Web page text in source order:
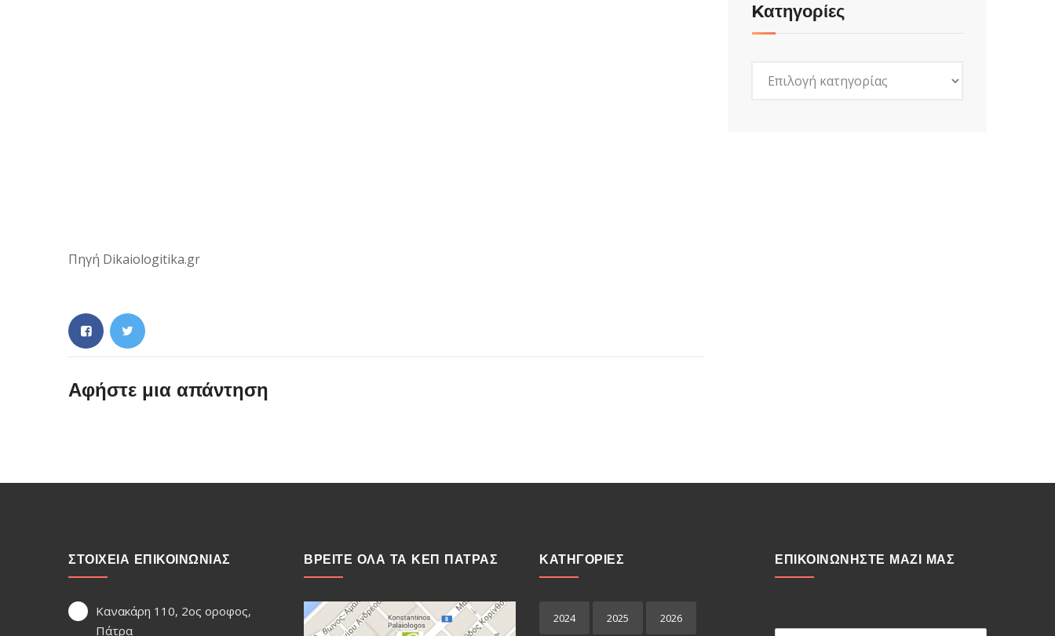
Πηγή Dikaiologitika.gr
Αφήστε μια απάντηση
Kατηγορίες
ΣΤΟΙΧΕΙΑ ΕΠΙΚΟΙΝΩΝΙΑΣ
Κανακάρη 110, 2ος οροφος,
Πάτρα
ΒΡΕΙΤΕ ΟΛΑ ΤΑ ΚΕΠ ΠΑΤΡΑΣ ΚΑΤΗΓΟΡΙΕΣ
2024 2025 2026
ΕΠΙΚΟΙΝΩΝΗΣΤΕ ΜΑΖΙ ΜΑΣ